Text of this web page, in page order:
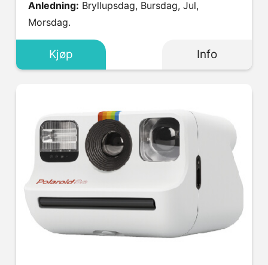
Anledning: Bryllupsdag, Bursdag, Jul,
Morsdag.
Info
Kjøp